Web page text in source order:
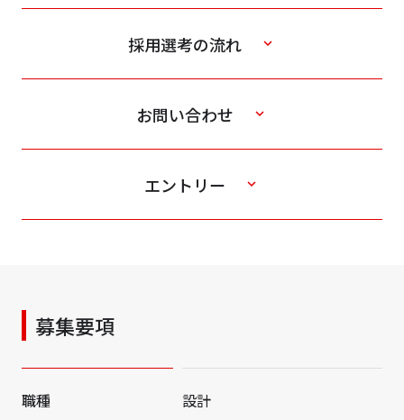
採用選考の流れ
お問い合わせ
エントリー
募集要項
職種 設計